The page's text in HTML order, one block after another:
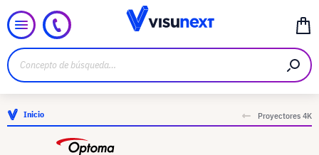
Inicio Proyectores 4K